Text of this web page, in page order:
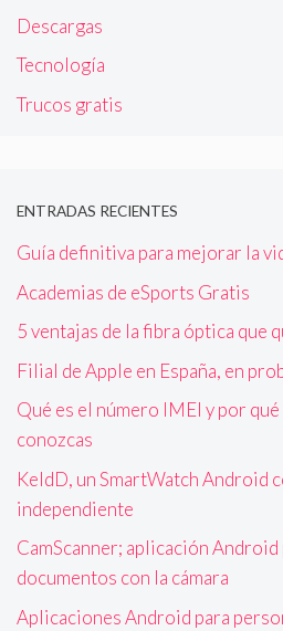
Descargas
Tecnología
Trucos gratis
ENTRADAS RECIENTES
Guía definitiva para mejorar la
Academias de eSports Gratis
5 ventajas de la fibra óptica que
Filial de Apple en España, en
Qué es el número IMEI y por
conozcas
KeldD, un SmartWatch Android
independiente
CamScanner; aplicación Android
documentos con la cámara
Aplicaciones Android para